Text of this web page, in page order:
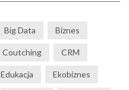
Big Data Biznes
Coutching CRM
Edukacja Ekobiznes